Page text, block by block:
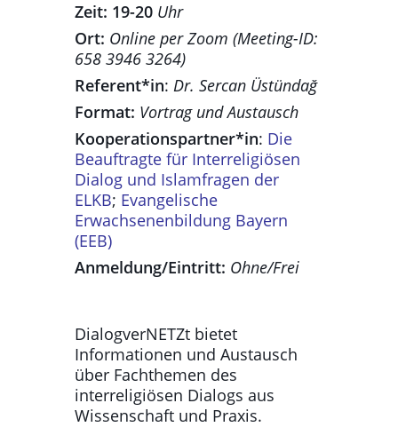
Zeit: 19-20 Uhr
Ort: Online per Zoom (Meeting-ID:
658 3946 3264)
Referent*in: Dr. Sercan Üstündağ
Format: Vortrag und Austausch
Kooperationspartner*in: Die
Beauftragte für Interreligiösen
Dialog und Islamfragen der
ELKB; Evangelische
Erwachsenenbildung Bayern
(EEB)
Anmeldung/Eintritt: Ohne/Frei
DialogverNETZt bietet
Informationen und Austausch
über Fachthemen des
interreligiösen Dialogs aus
Wissenschaft und Praxis.